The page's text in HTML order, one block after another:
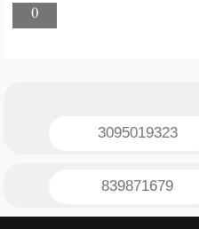
0
3095019323
839871679